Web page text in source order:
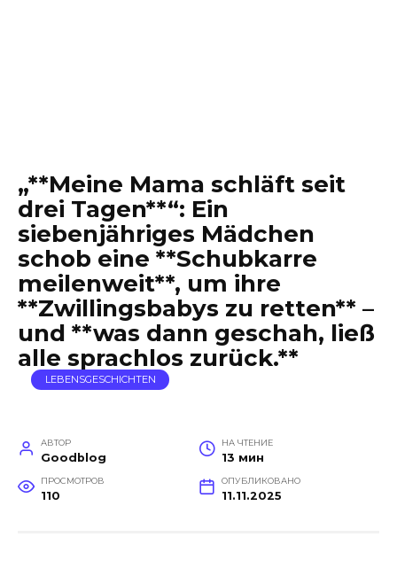
„**Meine Mama schläft seit
drei Tagen**“: Ein
siebenjähriges Mädchen
schob eine **Schubkarre
meilenweit**, um ihre
**Zwillingsbabys zu retten** –
und **was dann geschah, ließ
alle sprachlos zurück.**
LEBENSGESCHICHTEN
АВТОР
Goodblog
НА ЧТЕНИЕ
13 мин
ПРОСМОТРОВ
110
ОПУБЛИКОВАНО
11.11.2025